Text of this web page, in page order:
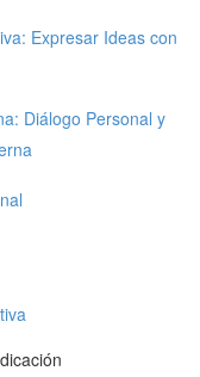
Expresar Ideas con
Diálogo Personal y